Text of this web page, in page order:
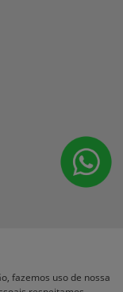
fazemos uso de nossa